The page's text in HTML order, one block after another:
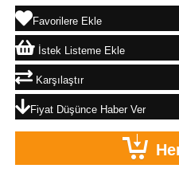
Favorilere Ekle
İstek Listeme Ekle
Karşılaştır
Fiyat Düşünce Haber Ver